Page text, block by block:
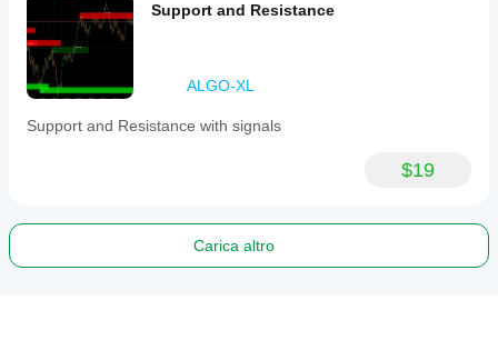
Support and Resistance
ALGO-XL
Support and Resistance with signals
$19
Carica altro